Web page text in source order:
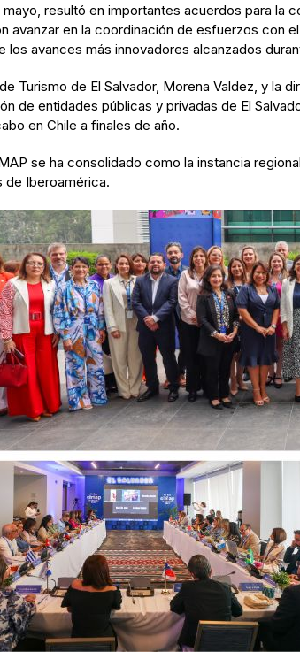
resultó en importantes acuerdos para
avanzar en la coordinación de esfuerzos con
los avances más innovadores alcanzados
Turismo de El Salvador, Morena Valdez, y la
de entidades públicas y privadas de El
en Chile a finales de año.
se ha consolidado como la instancia
de Iberoamérica.